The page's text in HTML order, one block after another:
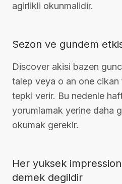
agirlikli okunmalidir.
Sezon ve gundem
Discover akisi bazen
talep veya o an one
tepki verir. Bu nedenle
yorumlamak yerine daha
okumak gerekir.
Her yuksek
demek degildir